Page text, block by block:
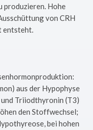
produzieren. Hohe
von CRH
entsteht.
aus der Hypophyse
Triiodthyronin (T3)
den Stoffwechsel;
bei hohen